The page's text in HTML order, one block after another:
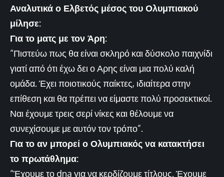
Αναλυτικά ο Ελβετός μέσος του Ολυμπιακού
μίλησε:
Για το ματς με τον Άρη:
“Πιστεύω πως θα είναι σκληρό και δύσκολο παιχνίδι
γιατί από ότι έχω δει ο Αρης είναι μια πολύ καλή
ομάδα. Έχει ποιοτικούς παίκτες, ιδιαίτερα στην
επίθεση και θα πρέπει να είμαστε πολύ προσεκτικοί.
Ναι έχουμε τρεις σερί νίκες και θέλουμε να
συνεχίσουμε με αυτόν τον τρόπο”.
Για το αν μπορεί ο Ολυμπιακός να κατακτήσει
το πρωτάθλημα:
“Έχουμε το dna για να κερδίζουμε τίτλους. Έχουμε